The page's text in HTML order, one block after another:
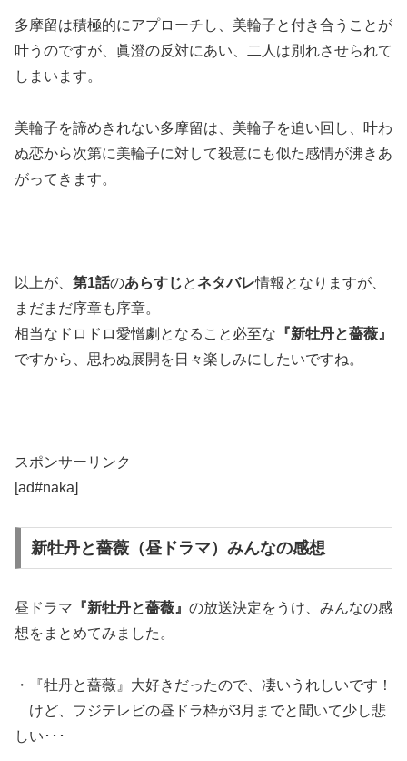
多摩留は積極的にアプローチし、美輪子と付き合うことが
叶うのですが、眞澄の反対にあい、二人は別れさせられて
しまいます。
美輪子を諦めきれない多摩留は、美輪子を追い回し、叶わ
ぬ恋から次第に美輪子に対して殺意にも似た感情が沸きあ
がってきます。
以上が、 第1話のあらすじとネタバレ情報となりますが、
まだまだ序章も序章。
相当なドロドロ愛憎劇となること必至な 『新牡丹と薔薇』
ですから、思わぬ展開を日々楽しみにしたいですね。
スポンサーリンク
[ad#naka]
新牡丹と薔薇（昼ドラマ）みんなの感想
昼ドラマ 『新牡丹と薔薇』 の放送決定をうけ、みんなの感
想をまとめてみました。
・『牡丹と薔薇』大好きだったので、凄いうれしいです！
けど、フジテレビの昼ドラ枠が3月までと聞いて少し悲
しい･･･